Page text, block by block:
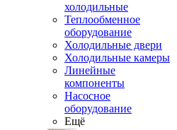
холодильные
Теплообменное
оборудование
Холодильные двери
Холодильные камеры
Линейные
компоненты
Насосное
оборудование
Ещё